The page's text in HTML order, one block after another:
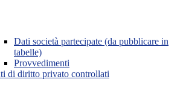
Dati società partecipate (da pubblicare in
tabelle)
Provvedimenti
di diritto privato controllati